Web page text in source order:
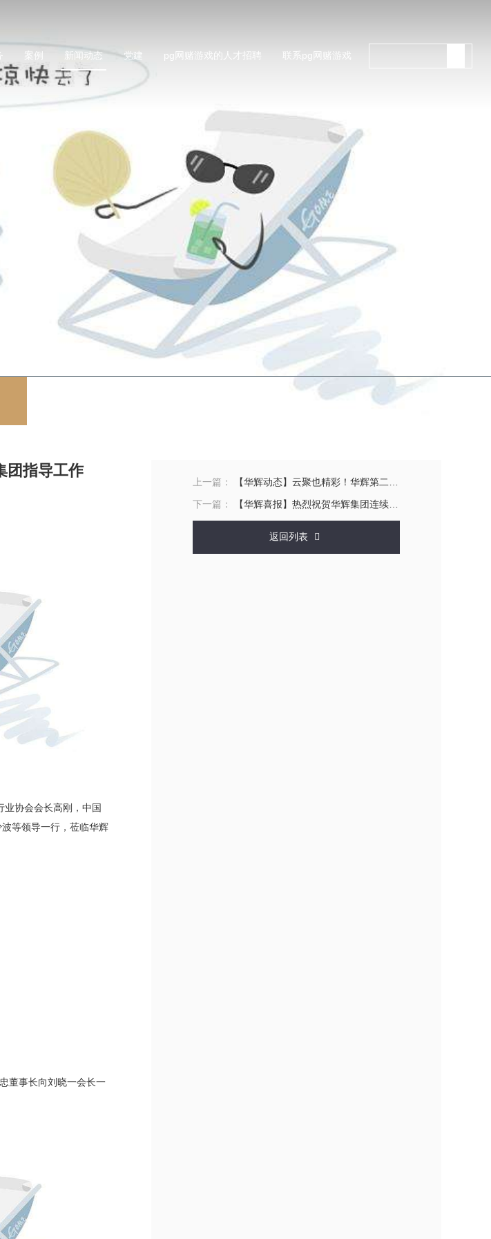
案例 新闻动态 党建 pg网赌游戏的人才招聘 联系pg网赌游戏
团指导工作
协会会长高刚，中国
等领导一行，莅临华辉
董事长向刘晓一会长一
上一篇：
【华辉动态】云聚也精彩！华辉第二届“云年会”圆满举办
下一篇：
【华辉喜报】热烈祝贺华辉集团连续五年荣登“中国建筑装饰100强”榜单
返回列表